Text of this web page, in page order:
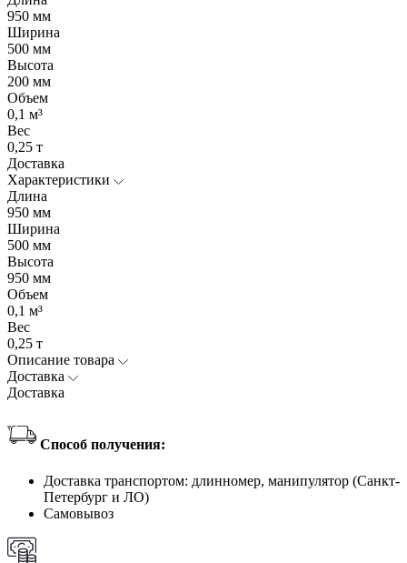
950 мм
Ширина
500 мм
Высота
200 мм
Объем
0,1 м³
Вес
0,25 т
Доставка
Характеристики
Длина
950 мм
Ширина
500 мм
Высота
950 мм
Объем
0,1 м³
Вес
0,25 т
Описание товара
Доставка
Доставка
Способ получения:
Доставка транспортом: длинномер, манипулятор (Санкт-
Петербург и ЛО)
Самовывоз